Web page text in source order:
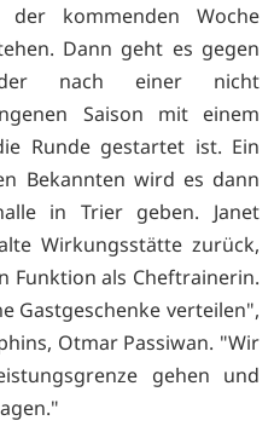
kommenden Woche
Dann geht es gegen
nach einer nicht
Saison mit einem
Runde gestartet ist. Ein
Bekannten wird es dann
in Trier geben. Janet
Wirkungsstätte zurück,
Funktion als Cheftrainerin.
Gastgeschenke verteilen",
Otmar Passiwan. "Wir
gehen und